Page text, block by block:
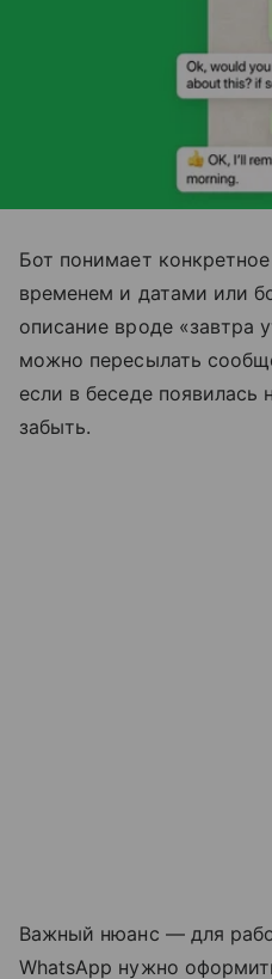
Бот понимает
временем и датами или
описание вроде «завтра
можно пересылать
если в беседе появилась
забыть.
Важный нюанс — для
WhatsApp нужно